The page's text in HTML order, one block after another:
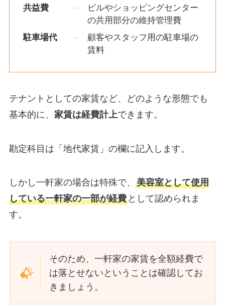
共益費
ビルやショッピングセンター
の共用部分の維持管理費
駐車場代
顧客やスタッフ用の駐車場の
賃料
テナントとしての家賃など、どのような形態でも
基本的に、 家賃は経費計上できます。
勘定科目は「地代家賃」の欄に記入します。
しかし一軒家の場合は特殊で、 美容室として使用
している一軒家の一部が経費として認められま
す。
そのため、一軒家の家賃を全額経費で
は落とせないということは確認してお
きましょう。